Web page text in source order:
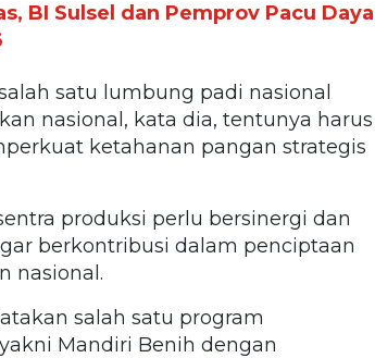
BI Sulsel dan Pemprov Pacu Daya
satu lumbung padi nasional
nasional, kata dia, tentunya harus
ketahanan pangan strategis
produksi perlu bersinergi dan
berkontribusi dalam penciptaan
nasional.
salah satu program
Mandiri Benih dengan